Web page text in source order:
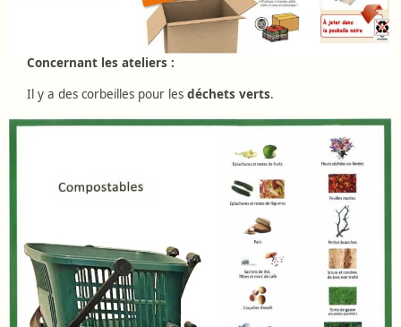
Concernant les ateliers :
Il y a des corbeilles pour les déchets verts.